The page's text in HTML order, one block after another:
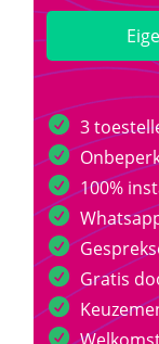
3
100%
Gratis